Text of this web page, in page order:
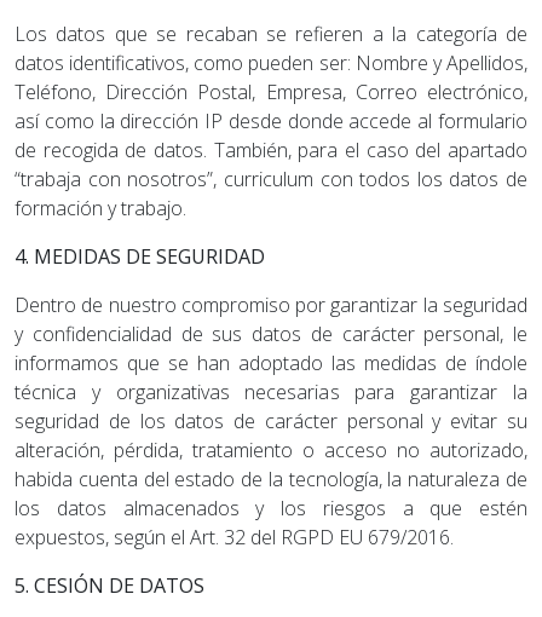
Los datos que se recaban se refieren a la categoría de
datos identificativos, como pueden ser: Nombre y Apellidos,
Teléfono, Dirección Postal, Empresa, Correo electrónico,
así como la dirección IP desde donde accede al formulario
de recogida de datos. También, para el caso del apartado
“trabaja con nosotros”, curriculum con todos los datos de
formación y trabajo.
4. MEDIDAS DE SEGURIDAD
Dentro de nuestro compromiso por garantizar la seguridad
y confidencialidad de sus datos de carácter personal, le
informamos que se han adoptado las medidas de índole
técnica y organizativas necesarias para garantizar la
seguridad de los datos de carácter personal y evitar su
alteración, pérdida, tratamiento o acceso no autorizado,
habida cuenta del estado de la tecnología, la naturaleza de
los datos almacenados y los riesgos a que estén
expuestos, según el Art. 32 del RGPD EU 679/2016.
5. CESIÓN DE DATOS